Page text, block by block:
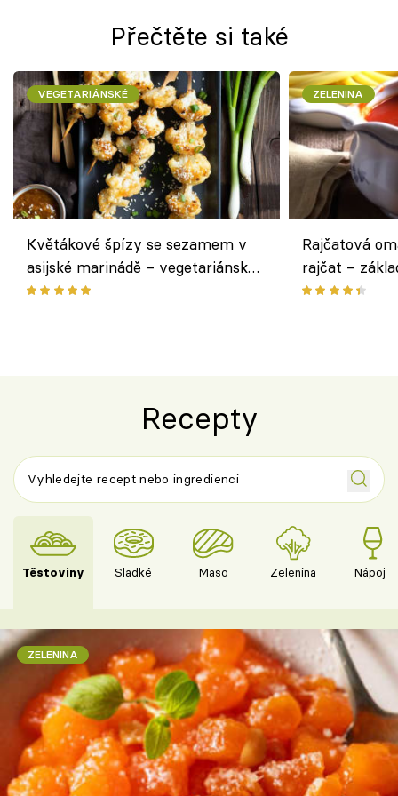
Přečtěte si také
VEGETARIÁNSKÉ
Květákové špízy se sezamem v
asijské marinádě – vegetariánská
chuťovka z grilu
ZELENINA
Rajčatová
rajčat –
Recepty
Těstoviny Sladké Maso Zelenina Nápoje
ZELENINA